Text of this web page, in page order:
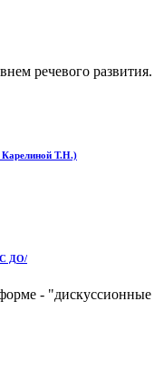
речевого
Карелиной Т.Н.)
ДО/
-